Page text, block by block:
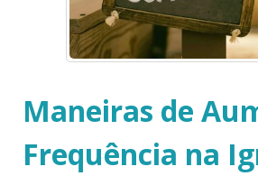
Maneiras de
Frequência na